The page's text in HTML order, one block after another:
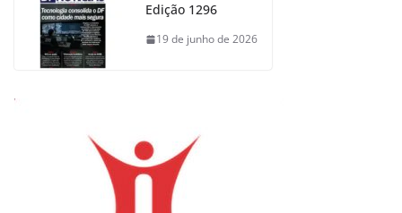
Edição 1296
19 de junho de 2026